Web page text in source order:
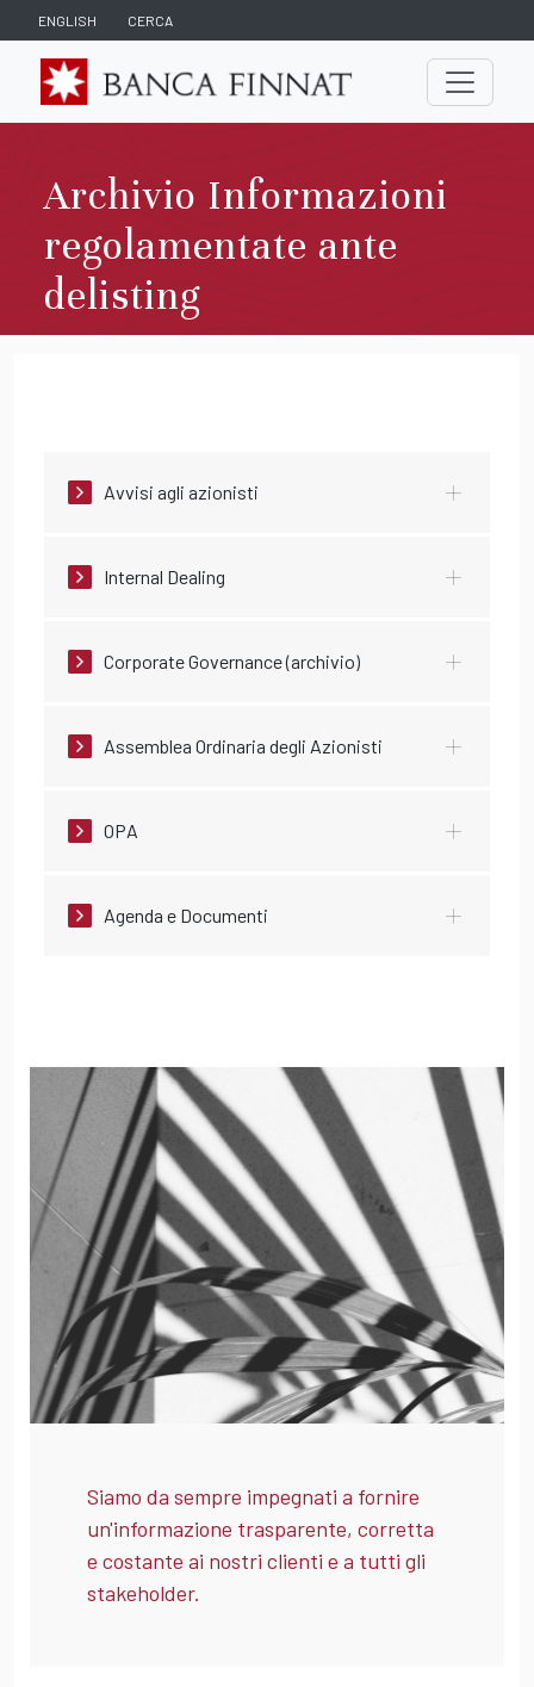
ENGLISH CERCA
Archivio Informazioni
regolamentate ante
delisting
Avvisi agli azionisti
Internal Dealing
Corporate Governance (archivio)
Assemblea Ordinaria degli Azionisti
OPA
Agenda e Documenti
Siamo da sempre impegnati a fornire
un'informazione trasparente, corretta
e costante ai nostri clienti e a tutti gli
stakeholder.